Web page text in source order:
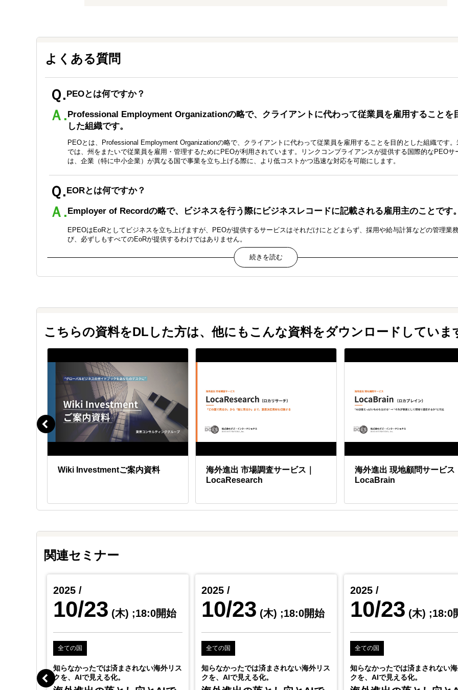
よくある質問
Ｑ.PEOとは何ですか？
Ａ.Professional Employment Organizationの略で、クライアントに代わって従業員を雇用することを
した組織です。
PEOとは、Professional Employment Organizationの略で、クライアントに代わって従業員を雇用することを目的とした組織です
では、州をまたいで従業員を雇用・管理するためにPEOが利用されています。リンクコンプライアンスが提供する国際的なPEOサ
は、企業（特に中小企業）が異なる国で事業を立ち上げる際に、より低コストかつ迅速な対応を可能にします。
Ｑ.EORとは何ですか？
Ａ.Employer of Recordの略で、ビジネスを行う際にビジネスレコードに記載される雇用主のことです
EPEOはEoRとしてビジネスを立ち上げますが、PEOが提供するサービスはそれだけにとどまらず、採用や給与計算などの管理業
び、必ずしもすべてのEoRが提供するわけではありません。
PEOは人事労務のアウトソーシングとどう違うのですか？
します。PEOでは、企業は人材との直接的な雇用関係を持たず、PEOプロバイダーが人材の雇用に関わるすべての事柄を処理しま
Ａ.一般的に、あらゆる業種・職種で可能です。
PEOは、医師、弁護士など、地方自治体の法律で定められた特別な免許を持つ労働者を除き、限定契約から上級管理職まで、あら
のスタッフを雇用することができます。
Ｑ. 私の会社は小規模/中規模/大規模ですが、PEOに依頼すべきでしょうか？
Ａ.あらゆる規模の企業に適しています。
はい、PEOはあらゆる規模の企業に適しています。PEOは、海外進出を目指す中小企業にとって、特に有益なサービスです。
こちらの資料をDLした方は、他にもこんな資料をダウンロードしていま
Wiki Investmentご案内資料
海外進出 市場調査サービス｜
LocaResearch
海外進出 現地顧問サービス
LocaBrain
関連セミナー
2025 /
10/23 (木) ;18:0開始
全ての国
知らなかったでは済まされない海外リス
クを、AIで見える化。
2025 /
10/23 (木) ;18:0開始
全ての国
知らなかったでは済まされない海外リス
クを、AIで見える化。
2025 /
10/23 (木) ;18:0
全ての国
知らなかったでは済まされない
クを、AIで見える化。